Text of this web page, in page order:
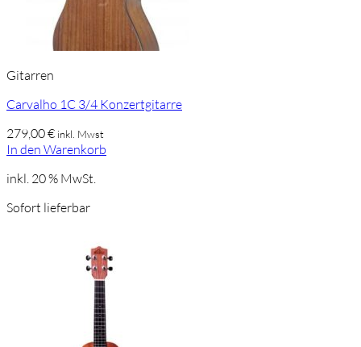
Gitarren
Carvalho 1C 3/4 Konzertgitarre
279,00€ inkl. Mwst
In den Warenkorb
inkl. 20 % MwSt.
Sofort lieferbar